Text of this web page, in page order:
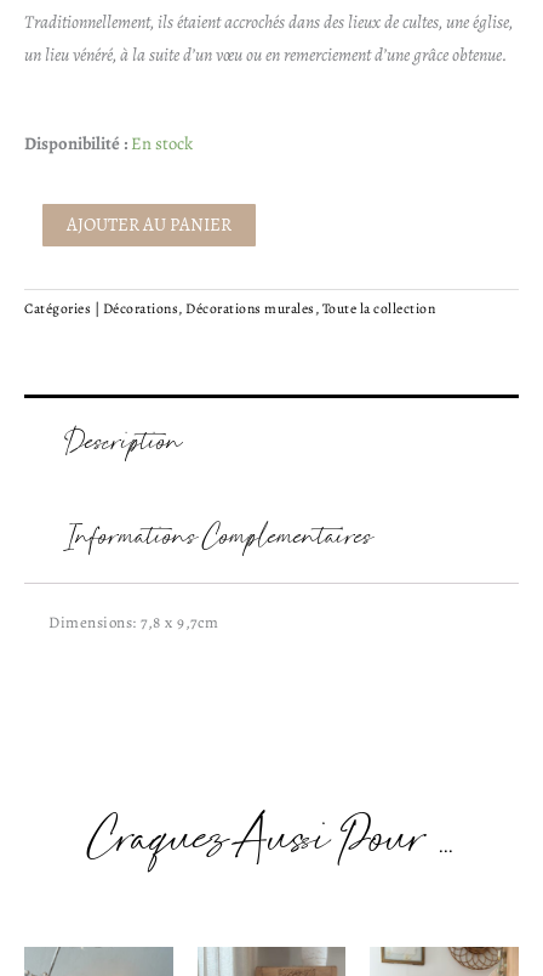
Traditionnellement, ils étaient accrochés dans des lieux de cultes, une église,
un lieu vénéré, à la suite d’un vœu ou en remerciement d’une grâce obtenue.
Disponibilité : En stock
quantité
Ex-
voto
AJOUTER AU PANIER
Catégories | Décorations,Décorations murales,Toute la collection
Description
Informations Complémentaires
Dimensions: 7,8 x 9,7cm
Craquez Aussi Pour ...